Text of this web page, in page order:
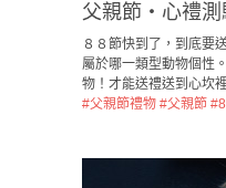
父親節・心禮測
８８節快到了，到底要
屬於哪一類型動物個性
物！才能送禮送到心坎裡
#父親節禮物 #父親節